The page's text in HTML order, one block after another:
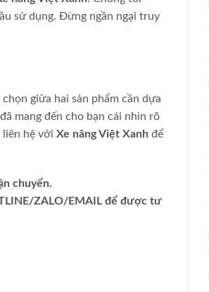
sử dụng. Đừng ngần ngại truy
giữa hai sản phẩm cần dựa
mang đến cho bạn cái nhìn rõ
liên hệ với Xe nâng Việt Xanh để
chuyển.
ZALO/EMAIL để được tư